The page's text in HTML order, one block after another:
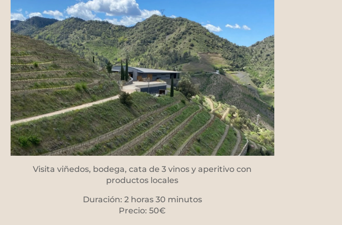
Visita viñedos, bodega, cata de 3 vinos y aperitivo con
productos locales
Duración: 2 horas 30 minutos
Precio: 50€